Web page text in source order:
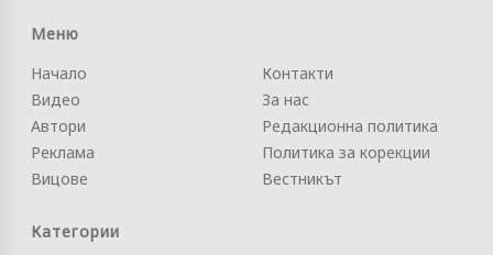
Меню
Начало
Видео
Автори
Реклама
Вицове
Контакти
За нас
Редакционна политика
Политика за корекции
Вестникът
Категории